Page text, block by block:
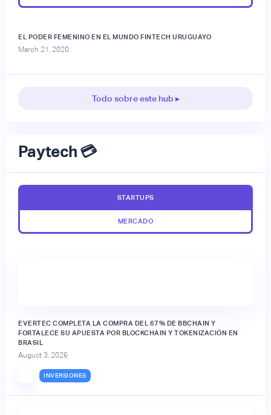
EL PODER FEMENINO EN EL MUNDO FINTECH URUGUAYO
March 21, 2020
Todo sobre este hub ▸
Paytech 💳
STARTUPS
MERCADO
EVERTEC COMPLETA LA COMPRA DEL 67% DE BBCHAIN Y
FORTALECE SU APUESTA POR BLOCKCHAIN Y TOKENIZACIÓN EN
BRASIL
August 3, 2026
INVERSIONES